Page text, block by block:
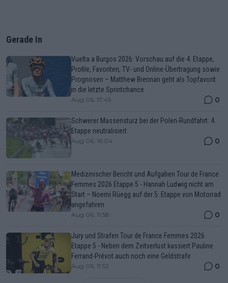
Gerade In
Vuelta a Burgos 2026: Vorschau auf die 4. Etappe,
Profile, Favoriten, TV- und Online-Übertragung sowie
Prognosen – Matthew Brennan geht als Topfavorit
in die letzte Sprintchance
Aug 06, 17:45 0
Schwerer Massensturz bei der Polen-Rundfahrt: 4.
Etappe neutralisiert
Aug 06, 16:04 0
Medizinischer Bericht und Aufgaben Tour de France
Femmes 2026 Etappe 5 - Hannah Ludwig nicht am
Start – Noemi Rüegg auf der 5. Etappe von Motorrad
angefahren
Aug 06, 11:58 0
Jury und Strafen Tour de France Femmes 2026
Etappe 5 - Neben dem Zeitverlust kassiert Pauline
Ferrand-Prévot auch noch eine Geldstrafe
Aug 06, 11:52 0